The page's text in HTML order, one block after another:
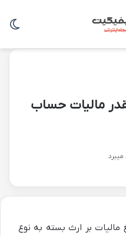
چقدر مالیات حساب
مالیات بر ارث بسته به نوع